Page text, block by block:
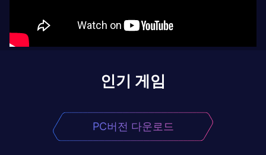
인기 게임
PC버전 다운로드